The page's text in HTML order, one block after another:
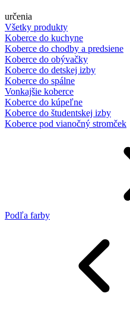
určenia
Všetky produkty
Koberce do kuchyne
Koberce do chodby a predsiene
Koberce do obývačky
Koberce do detskej izby
Koberce do spálne
Vonkajšie koberce
Koberce do kúpeľne
Koberce do študentskej izby
Koberce pod vianočný stromček
Podľa farby